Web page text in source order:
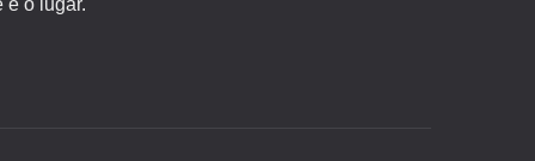
é o lugar.